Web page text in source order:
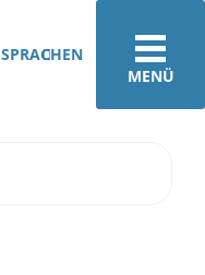
MENÜ
SPRACHEN